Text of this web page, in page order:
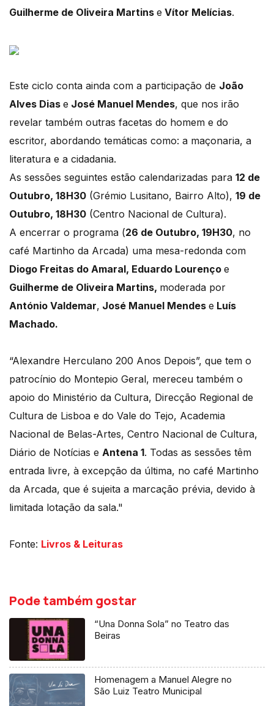
Guilherme de Oliveira Martins e Vítor Melícias.
Este ciclo conta ainda com a participação de João
Alves Dias e José Manuel Mendes, que nos irão
revelar também outras facetas do homem e do
escritor, abordando temáticas como: a maçonaria, a
literatura e a cidadania.
As sessões seguintes estão calendarizadas para 12 de
Outubro, 18H30 (Grémio Lusitano, Bairro Alto), 19 de
Outubro, 18H30 (Centro Nacional de Cultura).
A encerrar o programa (26 de Outubro, 19H30, no
café Martinho da Arcada) uma mesa-redonda com
Diogo Freitas do Amaral, Eduardo Lourenço e
Guilherme de Oliveira Martins, moderada por
António Valdemar, José Manuel Mendes e Luís
Machado.
“Alexandre Herculano 200 Anos Depois”, que tem o
patrocínio do Montepio Geral, mereceu também o
apoio do Ministério da Cultura, Direcção Regional de
Cultura de Lisboa e do Vale do Tejo, Academia
Nacional de Belas-Artes, Centro Nacional de Cultura,
Diário de Notícias e Antena 1. Todas as sessões têm
entrada livre, à excepção da última, no café Martinho
da Arcada, que é sujeita a marcação prévia, devido à
limitada lotação da sala."
Fonte: Livros & Leituras
Pode também gostar
“Una Donna Sola” no Teatro das
Beiras
Homenagem a Manuel Alegre no
São Luiz Teatro Municipal